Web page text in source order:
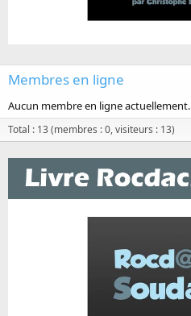
Membres en ligne
Aucun membre en ligne actuellement.
Total : 13 (membres : 0, visiteurs : 13)